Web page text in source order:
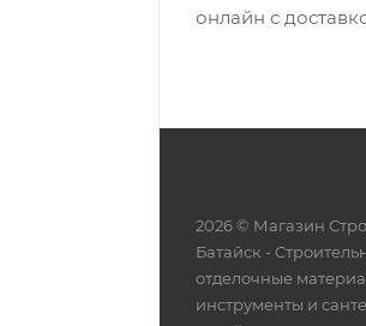
онлайн с
2026 © Магазин
Батайск -
отделочные
инструменты и